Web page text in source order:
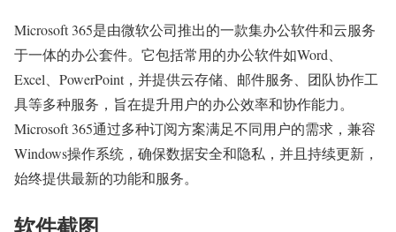
Microsoft 365是由微软公司推出的一款集办公软件和云服务
于一体的办公套件。它包括常用的办公软件如Word、
Excel、PowerPoint，并提供云存储、邮件服务、团队协作工
具等多种服务，旨在提升用户的办公效率和协作能力。
Microsoft 365通过多种订阅方案满足不同用户的需求，兼容
Windows操作系统，确保数据安全和隐私，并且持续更新，
始终提供最新的功能和服务。